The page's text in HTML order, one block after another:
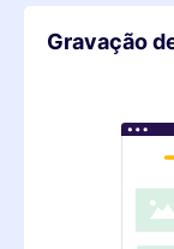
Integrações